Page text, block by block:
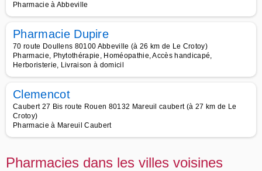
Pharmacie à Abbeville
Pharmacie Dupire
70 route Doullens 80100 Abbeville (à 26 km de Le Crotoy)
Pharmacie, Phytothérapie, Homéopathie, Accès handicapé,
Herboristerie, Livraison à domicil
Clemencot
Caubert 27 Bis route Rouen 80132 Mareuil caubert (à 27 km de Le
Crotoy)
Pharmacie à Mareuil Caubert
Pharmacies dans les villes voisines